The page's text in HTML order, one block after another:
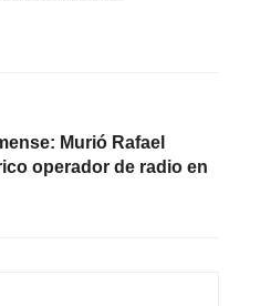
Murió Rafael
operador de radio en